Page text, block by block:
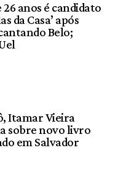
26 anos é candidato
da Casa’ após
Belo;
Itamar Vieira
sobre novo livro
em Salvador